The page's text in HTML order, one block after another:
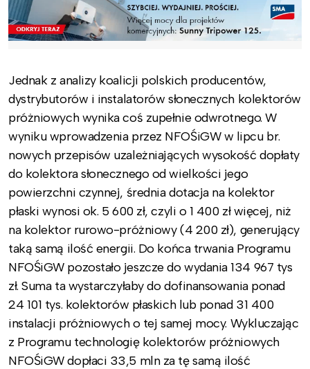
Jednak z analizy koalicji polskich producentów,
dystrybutorów i instalatorów słonecznych kolektorów
próżniowych wynika coś zupełnie odwrotnego. W
wyniku wprowadzenia przez NFOŚiGW w lipcu br.
nowych przepisów uzależniających wysokość dopłaty
do kolektora słonecznego od wielkości jego
powierzchni czynnej, średnia dotacja na kolektor
płaski wynosi ok. 5 600 zł, czyli o 1 400 zł więcej, niż
na kolektor rurowo-próżniowy (4 200 zł), generujący
taką samą ilość energii. Do końca trwania Programu
NFOŚiGW pozostało jeszcze do wydania 134 967 tys
zł. Suma ta wystarczyłaby do dofinansowania ponad
24 101 tys. kolektorów płaskich lub ponad 31 400
instalacji próżniowych o tej samej mocy. Wykluczając
z Programu technologię kolektorów próżniowych
NFOŚiGW dopłaci 33,5 mln za tę samą ilość